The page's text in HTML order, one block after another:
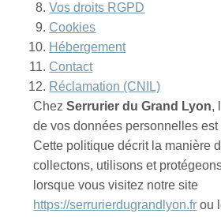
Vos droits RGPD
Cookies
Hébergement
Contact
Réclamation (CNIL)
ChezSerrurier du Grand Lyon,
de vos données personnelles est
Cette politique décrit la manière
collectons, utilisons et
lorsque vous visitez notre site
https://serrurierdugrandlyon.fr ou